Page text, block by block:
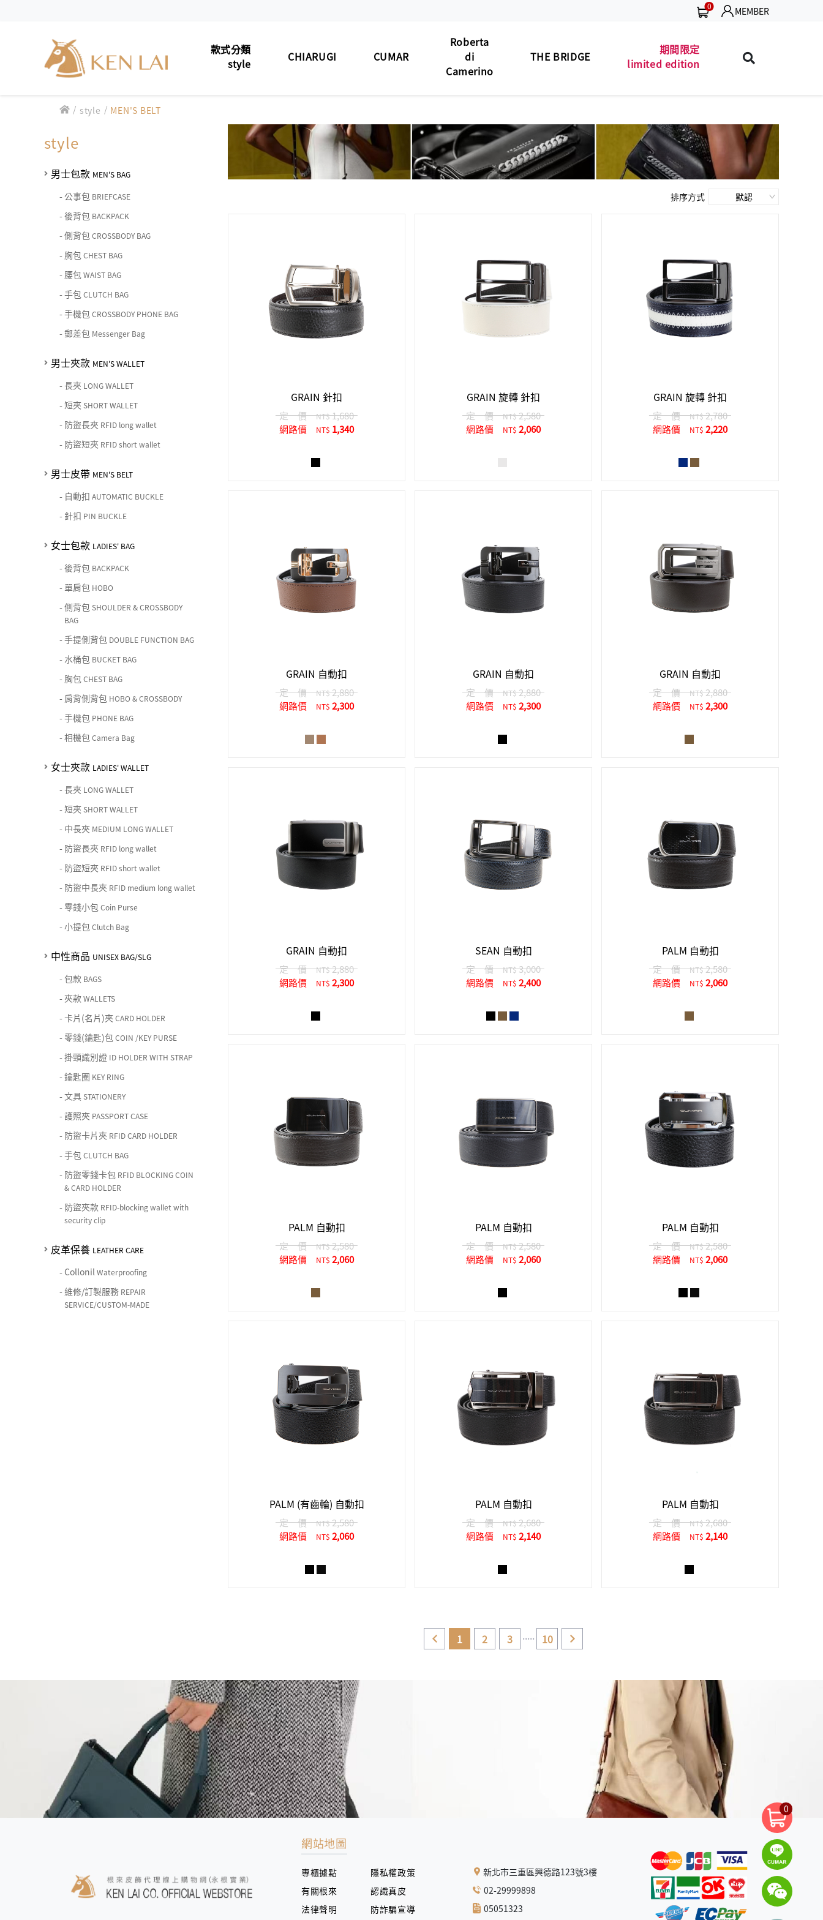
0 MEMBER
款式分類
style
男士夾款MEN'S WALLET
MEN'S BELT
LEATHER CARE
CHIARUGI
男士夾款MEN'S WALLET
男士皮帶 MEN'S BELT
CUMAR
男士夾款 MEN'S WALLET
男士皮帶 MEN'S BELT
Roberta
di
Camerino
男士夾款MEN'S WALLET
男士皮帶MEN'S BELT
THE BRIDGE
男士夾款MEN'S WALLET
男士皮帶MEN'S BELT
皮革保養
期間限定
limited edition
男士包款MEN'S BAG
男士夾款MEN'S WALLET
MEN'S BELT
UNISEX BAG/SLG
款式分類 style
男士包款 MEN'S BAG
男士夾款 MEN'S WALLET
男士皮帶 MEN'S BELT
女士包款 LADIES' BAG
女士夾款 LADIES' WALLET
皮革保養 LEATHER CARE
CHIARUGI
男士包款 MEN'S BAG
男士皮帶 MEN'S BELT
女士包款 LADIES' BAG
女士夾款 LADIES' WALLET
中性商品 UNISEX BAG/SLG
關於 CHIARUGI
CUMAR
男士包款 MEN'S BAG
男士夾款 MEN'S WALLET
男士皮帶 MEN'S BELT
女士包款 LADIES' BAG
女士夾款 LADIES' WALLET
中性商品 UNISEX BAG/SLG
關於 CUMAR
Roberta di Camerino
男士包款 MEN'S BAG
男士夾款 MEN'S WALLET
男士皮帶 MEN'S BELT
女士包款 LADIES' BAG
女士夾款 LADIES' WALLET
中性商品 UNISEX BAG/SLG
關於 Roberta di Camerino
男士包款 MEN'S BAG
男士夾款 MEN'S WALLET
男士皮帶 MEN'S BELT
中性商品 UNISEX BAG/SLG
皮革保養 LEATHER CARE
關於 THE BRIDGE
期間限定 limited edition
珍藏 THE BRIDGE (TB SPECIAL)
男士包款 MEN'S BAG
男士夾款 MEN'S WALLET
男士皮帶 MEN'S BELT
女士包款 LADIES' BAG
女士夾款 LADIES' WALLET
/ style / MEN'S BELT
style
男士包款 MEN'S BAG
-公事包 BRIEFCASE
-後背包 BACKPACK
-側背包CROSSBODY BAG
- 胸包CHEST BAG
- 腰包WAIST BAG
-手包CLUTCH BAG
-手機包CROSSBODY PHONE BAG
-郵差包 Messenger Bag
男士夾款 MEN'S WALLET
-長夾 LONG WALLET
-短夾SHORT WALLET
- 防盜長夾 RFID long wallet
- 防盜短夾 RFID short wallet
男士皮帶 MEN'S BELT
- 自動扣 AUTOMATIC BUCKLE
- 針扣 PIN BUCKLE
女士包款 LADIES' BAG
-後背包 BACKPACK
- 單肩包 HOBO
-側背包SHOULDER & CROSSBODY
BAG
-手提側背包 DOUBLE FUNCTION BAG
- 水桶包 BUCKET BAG
- 胸包CHEST BAG
- 肩背側背包 HOBO & CROSSBODY
-手機包 PHONE BAG
-相機包Camera Bag
女士夾款 LADIES' WALLET
-長夾 LONG WALLET
-短夾SHORT WALLET
- 中長夾 MEDIUM LONG WALLET
- 防盜長夾 RFID long wallet
- 防盜短夾 RFID short wallet
- 防盜中長夾 RFID medium long wallet
- 零錢小包Coin Purse
-小提包Clutch Bag
中性商品 UNISEX BAG/SLG
-包款 BAGS
-夾款WALLETS
-卡片(名片)夾CARD HOLDER
- 零錢(鑰匙)包COIN /KEY PURSE
-掛頸識別證 ID HOLDER WITH STRAP
-鑰匙圈 KEY RING
-文具STATIONERY
-護照夾 PASSPORT CASE
- 防盜卡片夾 RFID CARD HOLDER
-手包CLUTCH BAG
- 防盜零錢卡包 RFID BLOCKING COIN
& CARD HOLDER
- 防盜夾款 RFID-blocking wallet with
security clip
皮革保養 LEATHER CARE
-CollonilWaterproofing
-維修/訂製服務 REPAIR
SERVICE/CUSTOM-MADE
排序方式
GRAIN 針扣
定 價 NT$1,680
網路價
NT$ 1,340
GRAIN 旋轉 針扣
定 價 NT$2,580
網路價
NT$ 2,060
GRAIN 旋轉 針扣
定 價 NT$2,780
網路價
NT$ 2,220
GRAIN 自動扣
定 價 NT$2,880
網路價
NT$ 2,300
GRAIN 自動扣
定 價 NT$2,880
網路價
NT$ 2,300
GRAIN 自動扣
定 價 NT$2,880
網路價
NT$ 2,300
GRAIN 自動扣
定 價 NT$2,880
網路價
NT$ 2,300
SEAN 自動扣
定 價 NT$3,000
網路價
NT$ 2,400
PALM 自動扣
定 價 NT$2,580
網路價
NT$ 2,060
PALM 自動扣
定 價 NT$2,580
網路價
NT$ 2,060
PALM 自動扣
定 價 NT$2,580
網路價
NT$ 2,060
PALM 自動扣
定 價 NT$2,580
網路價
NT$ 2,060
PALM (有齒輪) 自動扣
定 價 NT$2,580
網路價
NT$ 2,060
PALM 自動扣
定 價 NT$2,680
網路價
NT$ 2,140
PALM 自動扣
定 價 NT$2,680
網路價
NT$ 2,140
1 2 3 ..... 10
0
網站地圖
專櫃據點
隱私權政策
有關根來
認識真皮
法律聲明
防詐騙宣導
新北市三重區興德路123號3樓
02-29999898
05051323